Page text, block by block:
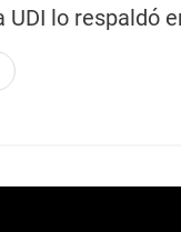
lo respaldó